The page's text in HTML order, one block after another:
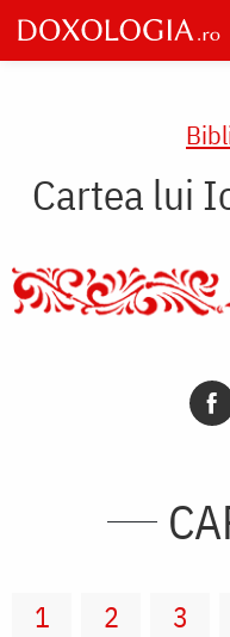
Skip
to
main
Cartea lui
1 2 3